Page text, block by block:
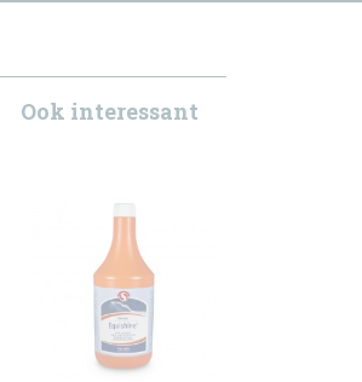
Ook interessant